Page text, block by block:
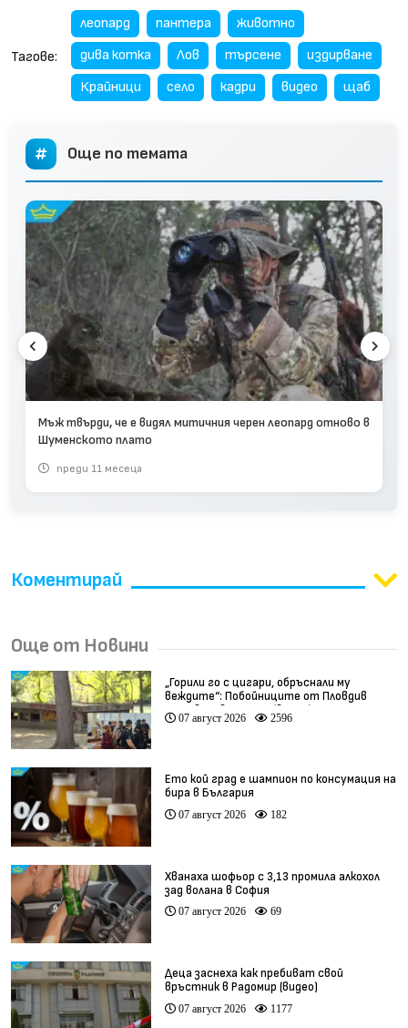
Тагове:
леопард пантера
животно
дива котка
Лов търсене
издирване
Крайници
село кадри видео щаб
Още по темата
Мъж твърди, че е видял митичния черен леопард отново в
Шуменското плато
преди 11 месеца
Коментирай
Още от Новини
„Горили го с цигари, обръснали му
веждите“: Побойниците от Пловдив
остават в ареста (видео)
07 август 2026 2596
Ето кой град е шампион по консумация на
бира в България
07 август 2026 182
Хванаха шофьор с 3,13 промила алкохол
зад волана в София
07 август 2026 69
Деца заснеха как пребиват свой
връстник в Радомир (видео)
07 август 2026 1177